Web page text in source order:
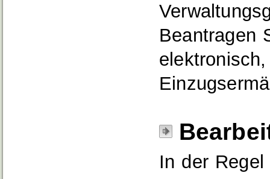
Beantragen
In der